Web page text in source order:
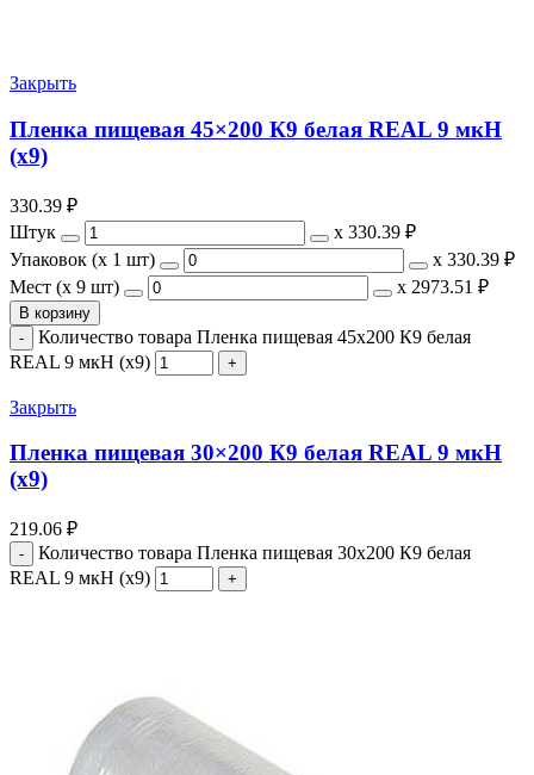
Закрыть
Пленка пищевая 45×200 К9 белая REAL 9 мкН
(х9)
330.39 ₽
Штук
х 330.39 ₽
Упаковок (x 1 шт)
х 330.39 ₽
Мест (x 9 шт)
х 2973.51 ₽
В корзину
Количество товара Пленка пищевая 45x200 К9 белая
REAL 9 мкН (х9)
Закрыть
Пленка пищевая 30×200 К9 белая REAL 9 мкН
(х9)
219.06 ₽
Количество товара Пленка пищевая 30x200 К9 белая
REAL 9 мкН (х9)